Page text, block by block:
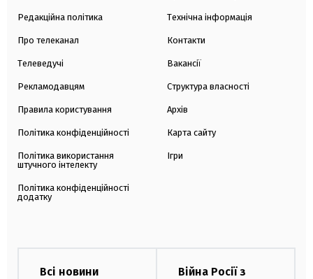
Редакційна політика
Про телеканал
Телеведучі
Рекламодавцям
Правила користування
Політика конфіденційності
Політика використання
штучного інтелекту
Політика конфіденційності
додатку
Технічна інформація
Контакти
Вакансії
Структура власності
Архів
Карта сайту
Ігри
Всі новини
Війна Росії з